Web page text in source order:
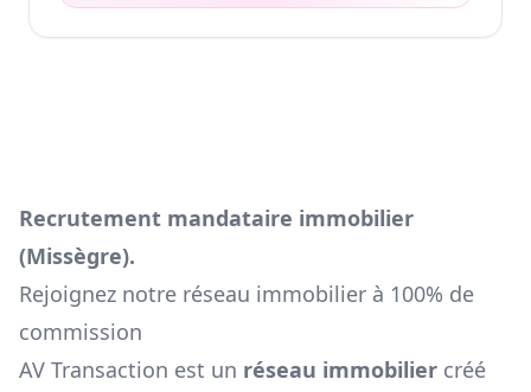
Recrutement mandataire immobilier
(Missègre).
Rejoignez notre réseau immobilier à 100% de
commission
AV Transaction est un réseau immobilier créé